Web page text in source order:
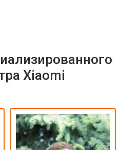
Xiaomi